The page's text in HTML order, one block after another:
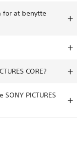
for at benytte
CORE?
PICTURES